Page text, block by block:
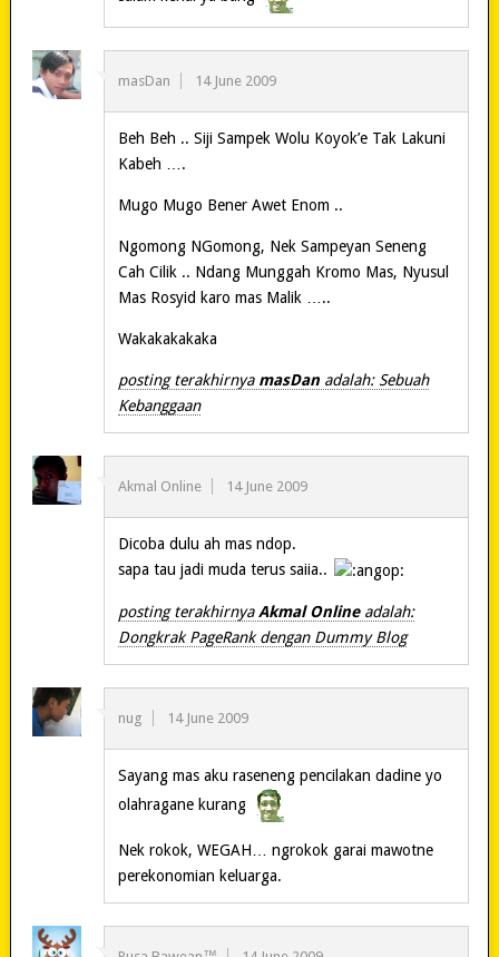
masDan 14 June 2009
Beh Beh .. Siji Sampek Wolu Koyok’e Tak Lakuni
Kabeh ….
Mugo Mugo Bener Awet Enom ..
Ngomong NGomong, Nek Sampeyan Seneng
Cah Cilik .. Ndang Munggah Kromo Mas, Nyusul
Mas Rosyid karo mas Malik …..
Wakakakakaka
posting terakhirnya masDan adalah: Sebuah
Kebanggaan
Akmal Online 14 June 2009
Dicoba dulu ah mas ndop.
sapa tau jadi muda terus saiia..
posting terakhirnyaAkmal Online adalah:
Dongkrak PageRank dengan Dummy Blog
nug 14 June 2009
Sayang mas aku raseneng pencilakan dadine yo
olahragane kurang
Nek rokok, WEGAH… ngrokok garai mawotne
perekonomian keluarga.